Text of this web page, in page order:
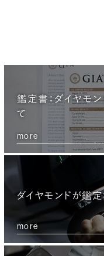
鑑定書：ダイヤモ
て
more
ダイヤモンドが鑑
more